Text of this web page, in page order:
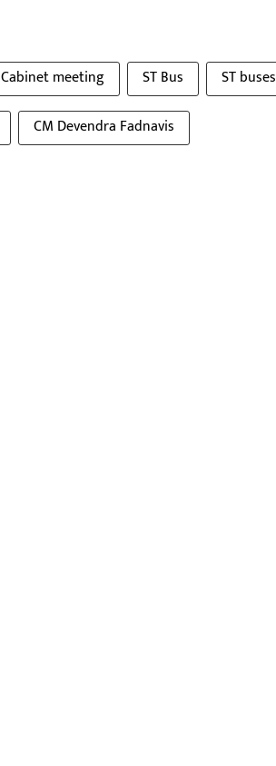
Cabinet meeting ST Bus ST buses
CM Devendra Fadnavis